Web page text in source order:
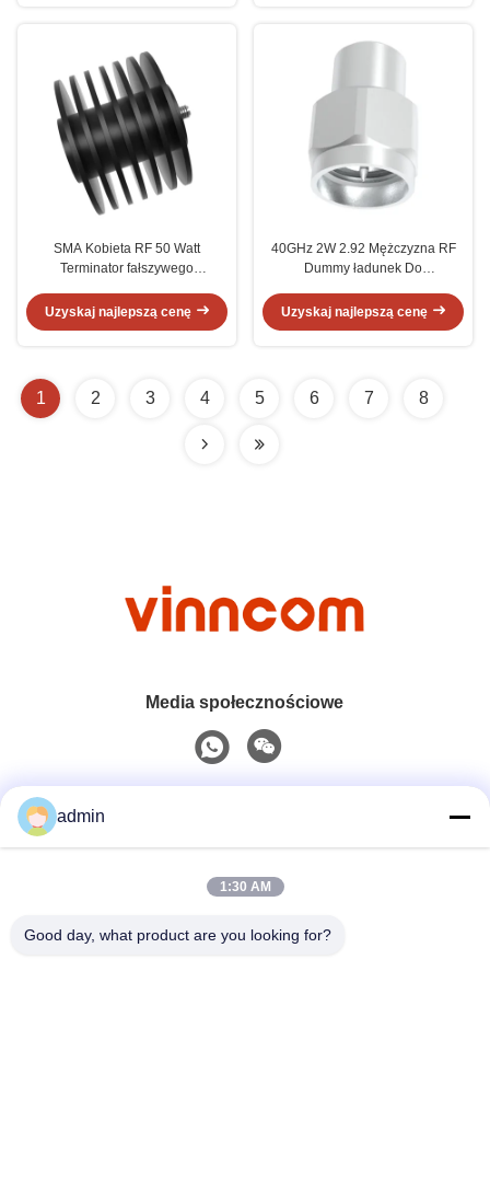
SMA Kobieta RF 50 Watt
Terminator fałszywego
Uzyskaj najlepszą cenę
40GHz 2W 2.92 Mężczyzna RF
Dummy ładunek Do
Uzyskaj najlepszą cenę
1 2 3 4 5 6 7 8
Media społecznościowe
0086-551-65396351
admin
1:30 AM
Good day, what product are you looking for?